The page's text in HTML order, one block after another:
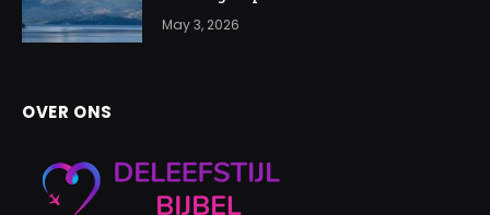
May 3, 2026
OVER ONS